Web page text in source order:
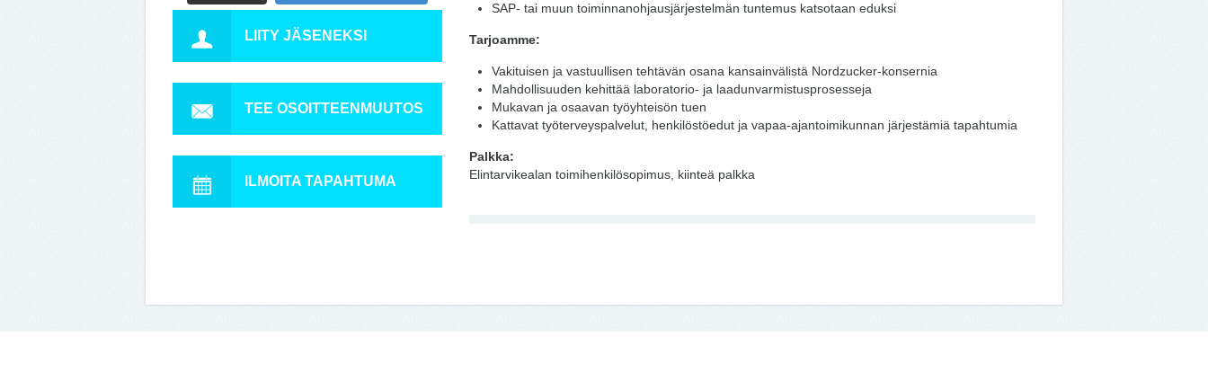
LIITY JÄSENEKSI
TEE OSOITTEENMUUTOS
ILMOITA TAPAHTUMA
SAP- tai muun toiminnanohjausjärjestelmän tuntemus katsotaan eduksi
Tarjoamme:
Vakituisen ja vastuullisen tehtävän osana kansainvälistä Nordzucker-konsernia
Mahdollisuuden kehittää laboratorio- ja laadunvarmistusprosesseja
Mukavan ja osaavan työyhteisön tuen
Kattavat työterveyspalvelut, henkilöstöedut ja vapaa-ajantoimikunnan järjestämiä tapahtumia
Palkka:
Elintarvikealan toimihenkilösopimus, kiinteä palkka